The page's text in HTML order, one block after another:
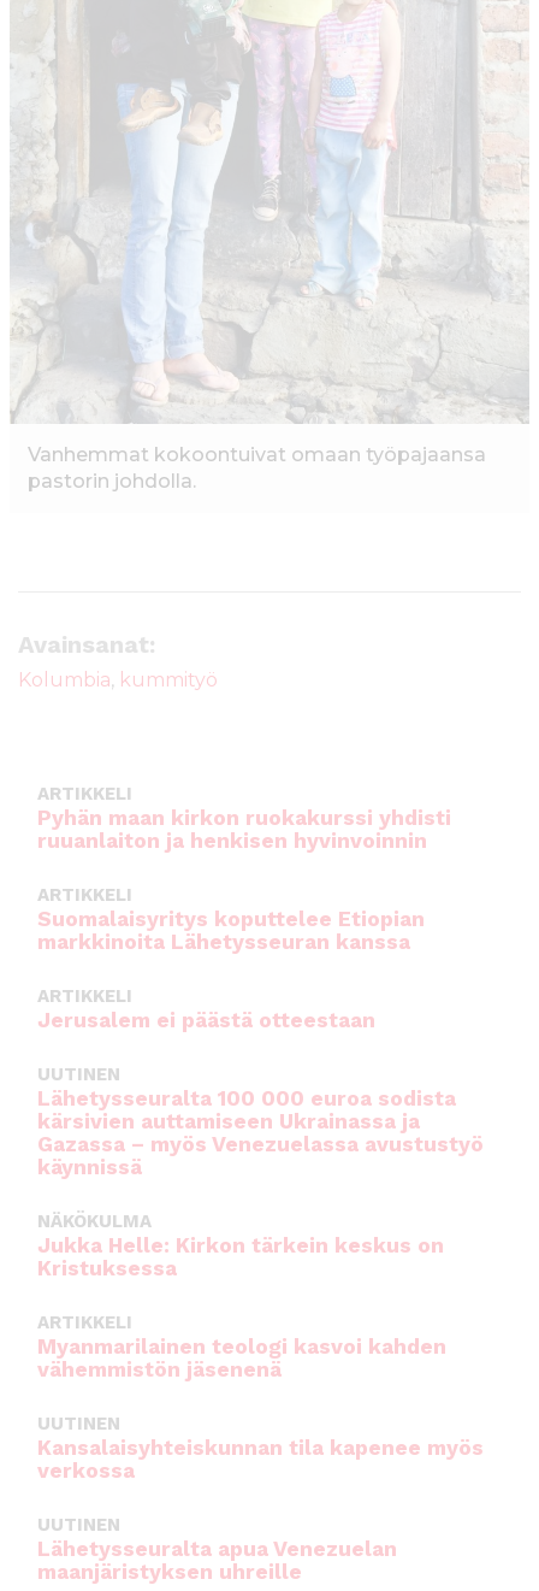
Vanhemmat kokoontuivat omaan työpajaansa
pastorin johdolla.
Avainsanat:
Kolumbia, kummityö
ARTIKKELI
Pyhän maan kirkon ruokakurssi yhdisti
ruuanlaiton ja henkisen hyvinvoinnin
ARTIKKELI
Suomalaisyritys koputtelee Etiopian
markkinoita Lähetysseuran kanssa
ARTIKKELI
Jerusalem ei päästä otteestaan
UUTINEN
Lähetysseuralta 100 000 euroa sodista
kärsivien auttamiseen Ukrainassa ja
Gazassa – myös Venezuelassa avustustyö
käynnissä
NÄKÖKULMA
Jukka Helle: Kirkon tärkein keskus on
Kristuksessa
ARTIKKELI
Myanmarilainen teologi kasvoi kahden
vähemmistön jäsenenä
UUTINEN
Kansalaisyhteiskunnan tila kapenee myös
verkossa
UUTINEN
Lähetysseuralta apua Venezuelan
maanjäristyksen uhreille